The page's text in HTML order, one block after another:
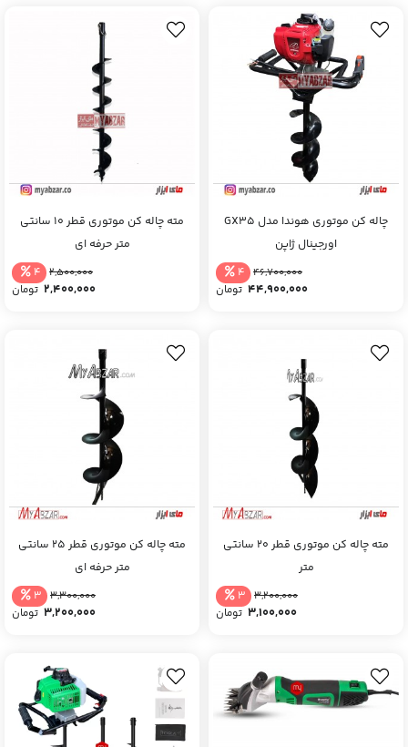
چاله کن موتوری هوندا مدل GX35
اورجینال ژاپن
46,700,000
4
44,900,000 تومان
مته چاله کن موتوری قطر 10 سانتی
متر حرفه ای
2,500,000
4
2,400,000 تومان
مته چاله کن موتوری قطر 20 سانتی
متر
3,200,000
3
3,100,000 تومان
مته چاله کن موتوری قطر 25 سانتی
متر حرفه ای
3,300,000
3
3,200,000 تومان